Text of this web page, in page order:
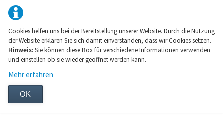
Cookies helfen uns bei der Bereitstellung unserer Website. Durch die Nutzung
der Website erklären Sie sich damit einverstanden, dass wir Cookies setzen.
Hinweis:Sie können diese Box für verschiedene Informationen verwenden
und einstellen ob sie wieder geöffnet werden kann.
Mehr erfahren
OK